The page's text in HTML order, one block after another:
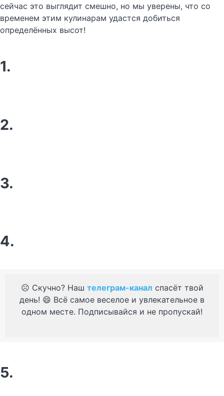
сейчас это выглядит смешно, но мы уверены, что со
временем этим кулинарам удастся добиться
определённых высот!
1.
2.
3.
4.
☹️ Скучно? Наш телеграм-канал спасёт твой
день! 😄 Всё самое веселое и увлекательное в
одном месте. Подписывайся и не пропускай!
5.